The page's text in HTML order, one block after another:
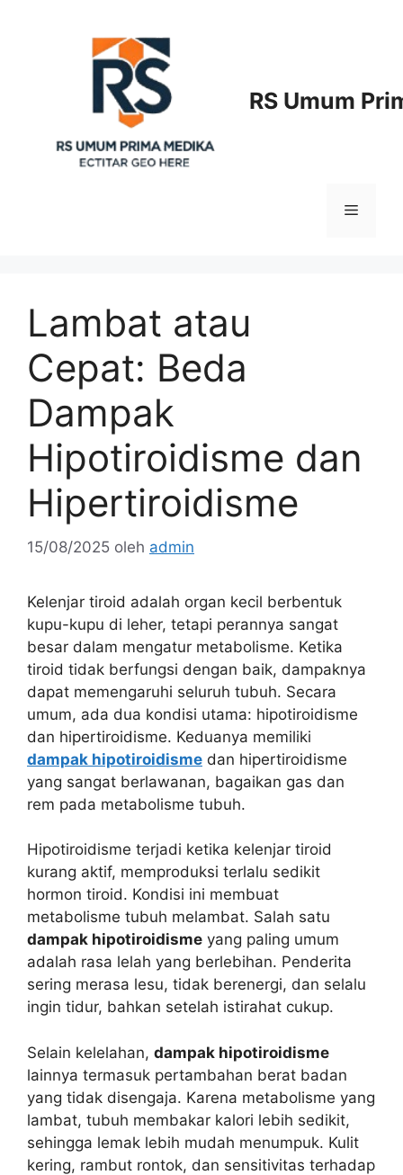
RS Umum
Menu
Lambat atau
Cepat: Beda
Dampak
Hipotiroidisme dan
Hipertiroidisme
15/08/2025 oleh admin
Kelenjar tiroid adalah organ kecil berbentuk
kupu-kupu di leher, tetapi perannya sangat
besar dalam mengatur metabolisme. Ketika
tiroid tidak berfungsi dengan baik, dampaknya
dapat memengaruhi seluruh tubuh. Secara
umum, ada dua kondisi utama: hipotiroidisme
dan hipertiroidisme. Keduanya memiliki
dampak hipotiroidisme dan hipertiroidisme
yang sangat berlawanan, bagaikan gas dan
rem pada metabolisme tubuh.
Hipotiroidisme terjadi ketika kelenjar tiroid
kurang aktif, memproduksi terlalu sedikit
hormon tiroid. Kondisi ini membuat
metabolisme tubuh melambat. Salah satu
dampak hipotiroidisme yang paling umum
adalah rasa lelah yang berlebihan. Penderita
sering merasa lesu, tidak berenergi, dan selalu
ingin tidur, bahkan setelah istirahat cukup.
Selain kelelahan, dampak hipotiroidisme
lainnya termasuk pertambahan berat badan
yang tidak disengaja. Karena metabolisme yang
lambat, tubuh membakar kalori lebih sedikit,
sehingga lemak lebih mudah menumpuk. Kulit
kering, rambut rontok, dan sensitivitas terhadap